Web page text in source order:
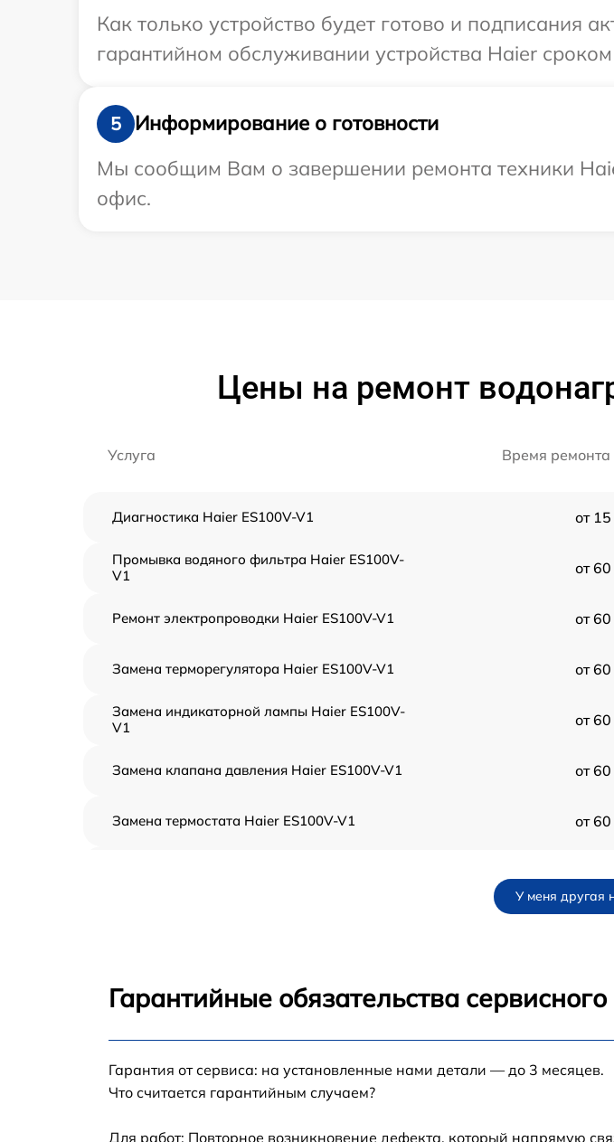
Как только устройство будет готово и подписания
гарантийном обслуживании устройства Haier
5
Информирование о готовности
Мы сообщим Вам о завершении ремонта техники
офис.
Цены на ремонт
Услуга Время ремонта
Диагностика Haier ES100V-V1 от
Промывка водяного фильтра Haier ES100V-
V1
от
Ремонт электропроводки Haier ES100V-V1 от
Замена терморегулятора Haier ES100V-V1 от
Замена индикаторной лампы Haier ES100V-
V1
от
Замена клапана давления Haier ES100V-V1 от
Замена термостата Haier ES100V-V1 от
Ремонт/замена датчика температуры Haier
Замена прокладки Haier ES100V-V1 от 60
У меня другая
Гарантийные обязательства
Гарантия от сервиса: на установленные нами детали — до 3 месяцев.
Что считается гарантийным случаем?
Для работ: Повторное возникновение дефекта, который напрямую